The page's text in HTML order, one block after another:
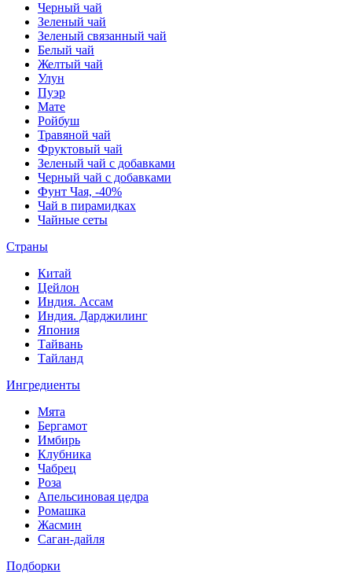
Черный чай
Зеленый чай
Зеленый связанный чай
Белый чай
Желтый чай
Улун
Пуэр
Мате
Ройбуш
Травяной чай
Фруктовый чай
Зеленый чай с добавками
Черный чай с добавками
Фунт Чая, -40%
Чай в пирамидках
Чайные сеты
Страны
Китай
Цейлон
Индия. Ассам
Индия. Дарджилинг
Япония
Тайвань
Тайланд
Ингредиенты
Мята
Бергамот
Имбирь
Клубника
Чабрец
Роза
Апельсиновая цедра
Ромашка
Жасмин
Саган-дайля
Подборки